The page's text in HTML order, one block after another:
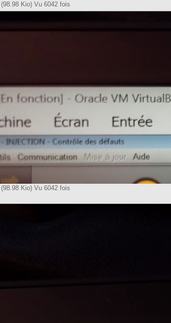
Kio) Vu 6042 fois
Kio) Vu 6042 fois